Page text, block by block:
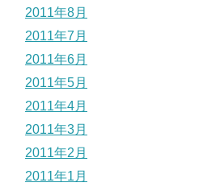
2011年8月
2011年7月
2011年6月
2011年5月
2011年4月
2011年3月
2011年2月
2011年1月